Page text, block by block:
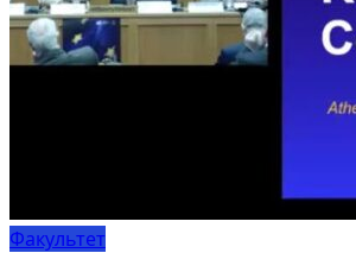
Факультет